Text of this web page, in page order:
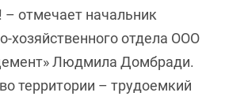
– отмечает начальник
хозяйственного отдела ООО
Людмила Домбради.
территории – трудоемкий